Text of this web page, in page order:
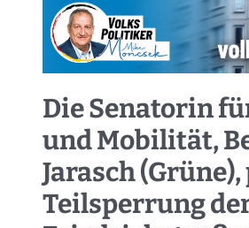
Die Senatorin
und Mobilität,
Jarasch
Teilsperrung